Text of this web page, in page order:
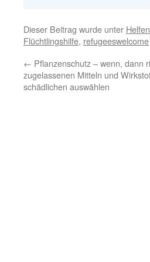
Dieser Beitrag wurde unter Helfen
Flüchtlingshilfe, refugeeswelcome
← Pflanzenschutz – wenn, dann
zugelassenen Mitteln und
schädlichen auswählen